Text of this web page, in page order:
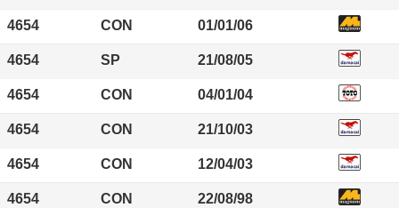
4654 CON 01/01/06
4654 SP 21/08/05
4654 CON 04/01/04
4654 CON 21/10/03
4654 CON 12/04/03
4654 CON 22/08/98